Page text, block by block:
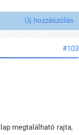
Új hozzászólás
#103
megtalálható rajta,